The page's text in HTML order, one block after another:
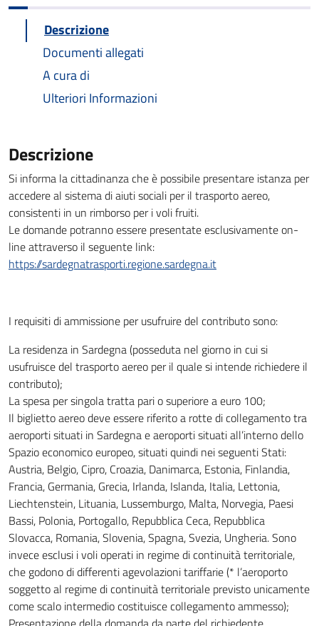
Descrizione
Documenti allegati
A cura di
Ulteriori Informazioni
Descrizione
Si informa la cittadinanza che è possibile presentare istanza per
accedere al sistema di aiuti sociali per il trasporto aereo,
consistenti in un rimborso per i voli fruiti.
Le domande potranno essere presentate esclusivamente on-
line attraverso il seguente link:
https://sardegnatrasporti.regione.sardegna.it
I requisiti di ammissione per usufruire del contributo sono:
La residenza in Sardegna (posseduta nel giorno in cui si
usufruisce del trasporto aereo per il quale si intende richiedere il
contributo);
La spesa per singola tratta pari o superiore a euro 100;
Il biglietto aereo deve essere riferito a rotte di collegamento tra
aeroporti situati in Sardegna e aeroporti situati all’interno dello
Spazio economico europeo, situati quindi nei seguenti Stati:
Austria, Belgio, Cipro, Croazia, Danimarca, Estonia, Finlandia,
Francia, Germania, Grecia, Irlanda, Islanda, Italia, Lettonia,
Liechtenstein, Lituania, Lussemburgo, Malta, Norvegia, Paesi
Bassi, Polonia, Portogallo, Repubblica Ceca, Repubblica
Slovacca, Romania, Slovenia, Spagna, Svezia, Ungheria. Sono
invece esclusi i voli operati in regime di continuità territoriale,
che godono di differenti agevolazioni tariffarie (* l’aeroporto
soggetto al regime di continuità territoriale previsto unicamente
come scalo intermedio costituisce collegamento ammesso);